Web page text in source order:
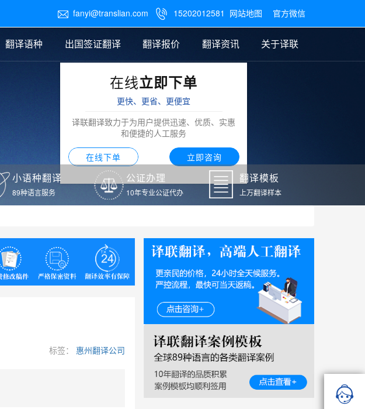
 fanyi@translian.com  15202012581 网站地图 官方微信
图纸翻译
翻译语种 出国签证翻译 翻译报价
笔译翻译报价
翻译资讯
公证样本
关于译联
在线立即下单
更快、更省、更便宜
译联翻译致力于为用户提供迅速、优质、实惠
和便捷的人工服务
在线下单 立即咨询
小语种翻译
89种语言服务
公证办理
10年专业公证代办
翻译模板
上万翻译样本
标签： 惠州翻译公司
